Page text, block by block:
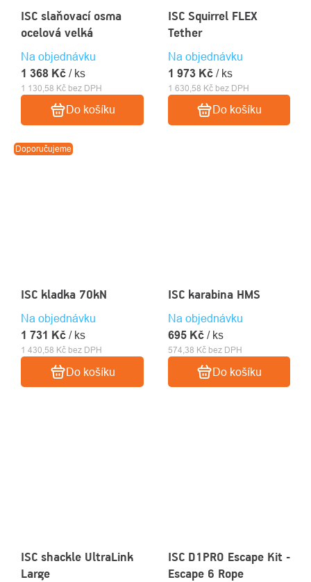
ISC slaňovací osma
ocelová velká
Na objednávku
1 130,58 Kč bez DPH
1 368 Kč / ks
Do košíku
ISC Squirrel FLEX
Tether
Na objednávku
1 630,58 Kč bez DPH
1 973 Kč / ks
Do košíku
Doporučujeme
ISC kladka 70kN
Na objednávku
1 430,58 Kč bez DPH
1 731 Kč / ks
Do košíku
ISC karabina HMS
Na objednávku
574,38 Kč bez DPH
695 Kč / ks
Do košíku
ISC shackle UltraLink
Large
ISC D1PRO Escape Kit -
Escape 6 Rope